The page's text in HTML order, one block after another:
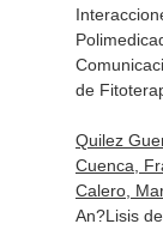
de
Quilez
Cuenca,
Calero,
An?Lisis